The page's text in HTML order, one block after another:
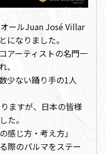
ールJuan José Villar
になりました。
アーティストの名門一
、
少ない踊り手の1人
ますが、日本の皆様
た。
感じ方・考え方」
際のパルマをステー